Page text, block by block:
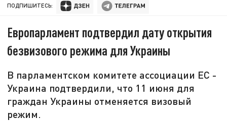
ПОДПИШИТЕСЬ:
Европарламент подтвердил дату открытия
безвизового режима для Украины
В парламентском комитете ассоциации ЕС -
Украина подтвердили, что 11 июня для
граждан Украины отменяется визовый
режим.